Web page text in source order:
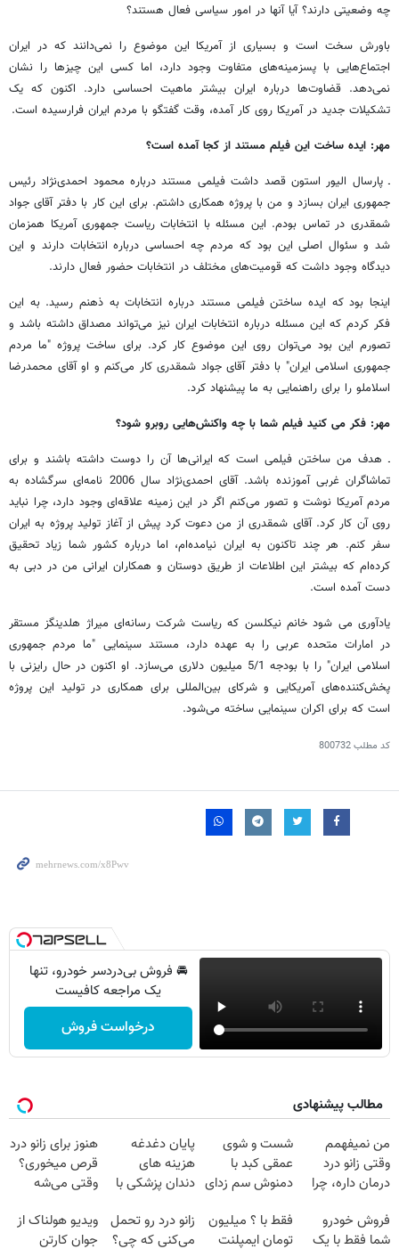
چه وضعیتی دارند؟ آیا آنها در امور سیاسی فعال هستند؟
باورش سخت است و بسیاری از آمریکا این موضوع را نمی‌دانند که در ایران
اجتماع‌هایی با پسزمینه‌های متفاوت وجود دارد، اما کسی این چیزها را نشان
نمی‌دهد. قضاوت‌ها درباره ایران بیشتر ماهیت احساسی دارد. اکنون که یک
تشکیلات جدید در آمریکا روی کار آمده، وقت گفتگو با مردم ایران فرارسیده است.
مهر: ایده ساخت این فیلم مستند از کجا آمده است؟
ـ پارسال الیور استون قصد داشت فیلمی مستند درباره محمود احمدی‌نژاد رئیس
جمهوری ایران بسازد و من با پروژه همکاری داشتم. برای این کار با دفتر آقای جواد
شمقدری در تماس بودم. این مسئله با انتخابات ریاست جمهوری آمریکا همزمان
شد و سئوال اصلی این بود که مردم چه احساسی درباره انتخابات دارند و این
دیدگاه وجود داشت که قومیت‌های مختلف در انتخابات حضور فعال دارند.
اینجا بود که ایده ساختن فیلمی مستند درباره انتخابات به ذهنم رسید. به این
فکر کردم که این مسئله‌ درباره انتخابات ایران نیز می‌تواند مصداق داشته باشد و
تصورم این بود می‌توان روی این موضوع کار کرد. برای ساخت پروژه "ما مردم
جمهوری اسلامی ایران" با دفتر آقای جواد شمقدری کار می‌کنم و او آقای محمدرضا
اسلاملو را برای راهنمایی به ما پیشنهاد کرد.
مهر: فکر می کنید فیلم شما با چه واکنش‌هایی روبرو شود؟
ـ هدف من ساختن فیلمی است که ایرانی‌ها آن را دوست داشته باشند و برای
تماشاگران غربی آموزنده باشد. آقای احمدی‌نژاد سال 2006 نامه‌ای سرگشاده به
مردم آمریکا نوشت و تصور می‌کنم اگر در این زمینه علاقه‌ای وجود دارد، چرا نباید
روی آن کار کرد. آقای شمقدری از من دعوت کرد پیش از آغاز تولید پروژه به ایران
سفر کنم. هر چند تاکنون به ایران نیامده‌ام، اما درباره کشور شما زیاد تحقیق
کرده‌ام که بیشتر این اطلاعات از طریق دوستان و همکاران ایرانی من در دبی به
دست آمده است.
یادآوری می شود خانم نیکلسن که ریاست شرکت رسانه‌ای میراژ هلدینگز مستقر
در امارات متحده عربی را به عهده دارد، مستند سینمایی "ما مردم جمهوری
اسلامی ایران" را با بودجه 5/1 میلیون دلاری می‌سازد. او اکنون در حال رایزنی با
پخش‌کننده‌های آمریکایی و شرکای بین‌المللی برای همکاری در تولید این پروژه
است که برای اکران سینمایی ساخته می‌شود.
کد مطلب800732
🚘 فروش بی‌دردسر خودرو، تنها
یک مراجعه کافیست
درخواست فروش
مطالب پیشنهادی
من نمیفهمم
وقتی زانو درد
درمان داره، چرا
تحمل میکنی؟❗
شست و شوی
عمقی کبد با
دمنوش سم زدای
پایان دغدغه
هزینه های
دندان پزشکی با
خانگی
هنوز برای زانو درد
قرص میخوری؟
وقتی می‌شه
درمانش کرد؟؟؟؟
فروش خودرو
شما فقط با یک
فقط با ؟ میلیون
تومان ایمپلنت
زانو درد رو تحمل
می‌کنی که چی؟
ویدیو هولناک از
جوان کارتن